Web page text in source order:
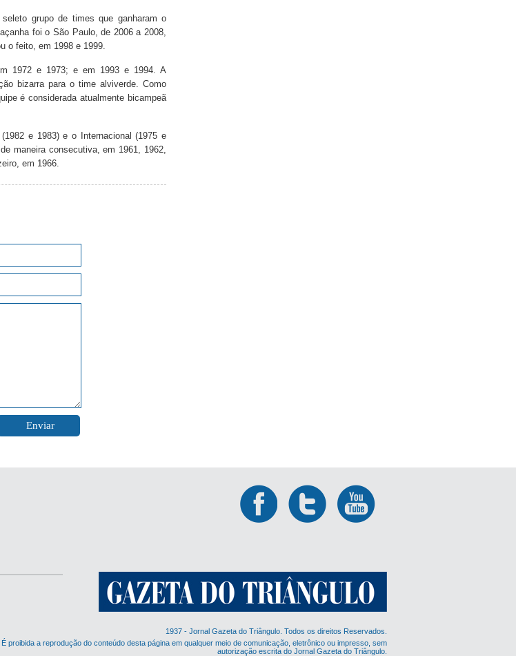
grupo de times que ganharam o
foi o São Paulo, de 2006 a 2008,
o feito, em 1998 e 1999.
1972 e 1973; e em 1993 e 1994. A
bizarra para o time alviverde. Como
é considerada atualmente bicampeã
e 1983) e o Internacional (1975 e
maneira consecutiva, em 1961, 1962,
em 1966.
1937 - Jornal Gazeta do Triângulo. Todos os direitos Reservados.
É proibida a reprodução do conteúdo desta página em qualquer meio de comunicação, eletrônico ou impresso, sem
autorização escrita do Jornal Gazeta do Triângulo.